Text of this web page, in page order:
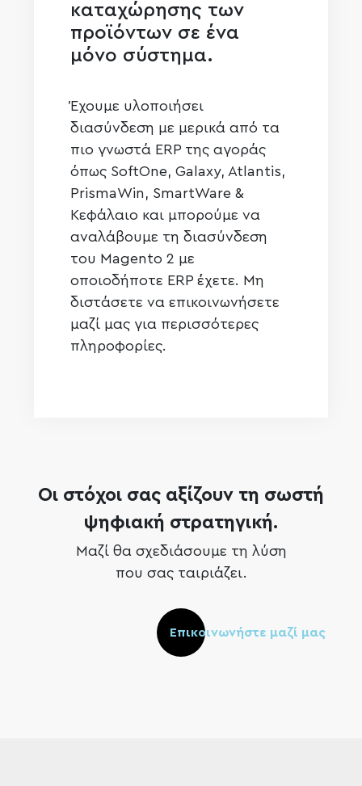
καταχώρησης των
προϊόντων σε ένα
μόνο σύστημα.
Έχουμε υλοποιήσει
διασύνδεση με μερικά από τα
πιο γνωστά ERP της αγοράς
όπως SoftOne, Galaxy, Atlantis,
PrismaWin, SmartWare &
Κεφάλαιο και μπορούμε να
αναλάβουμε τη διασύνδεση
του Magento 2 με
οποιοδήποτε ERP έχετε. Μη
διστάσετε να επικοινωνήσετε
μαζί μας για περισσότερες
πληροφορίες.
Οι στόχοι σας αξίζουν τη σωστή
ψηφιακή στρατηγική.
Μαζί θα σχεδιάσουμε τη λύση
που σας ταιριάζει.
Επικοινωνήστε μαζί μας